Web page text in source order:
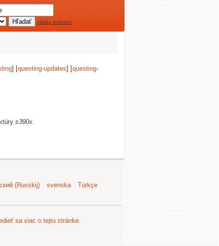
všetky možnosti
] [questing-updates] [questing-
s390x.
(Russkij) svenska
Türkçe
sa viac o tejto stránke.